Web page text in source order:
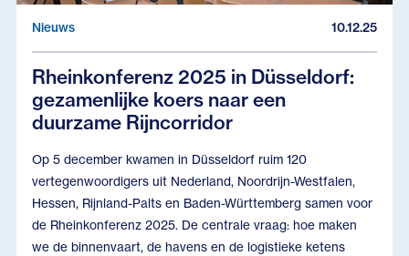
Nieuws 10.12.25
Rheinkonferenz 2025 in Düsseldorf:
gezamenlijke koers naar een
duurzame Rijncorridor
Op 5 december kwamen in Düsseldorf ruim 120
vertegenwoordigers uit Nederland, Noordrijn-Westfalen,
Hessen, Rijnland-Palts en Baden-Württemberg samen voor
de Rheinkonferenz 2025. De centrale vraag: hoe maken
we de binnenvaart, de havens en de logistieke ketens